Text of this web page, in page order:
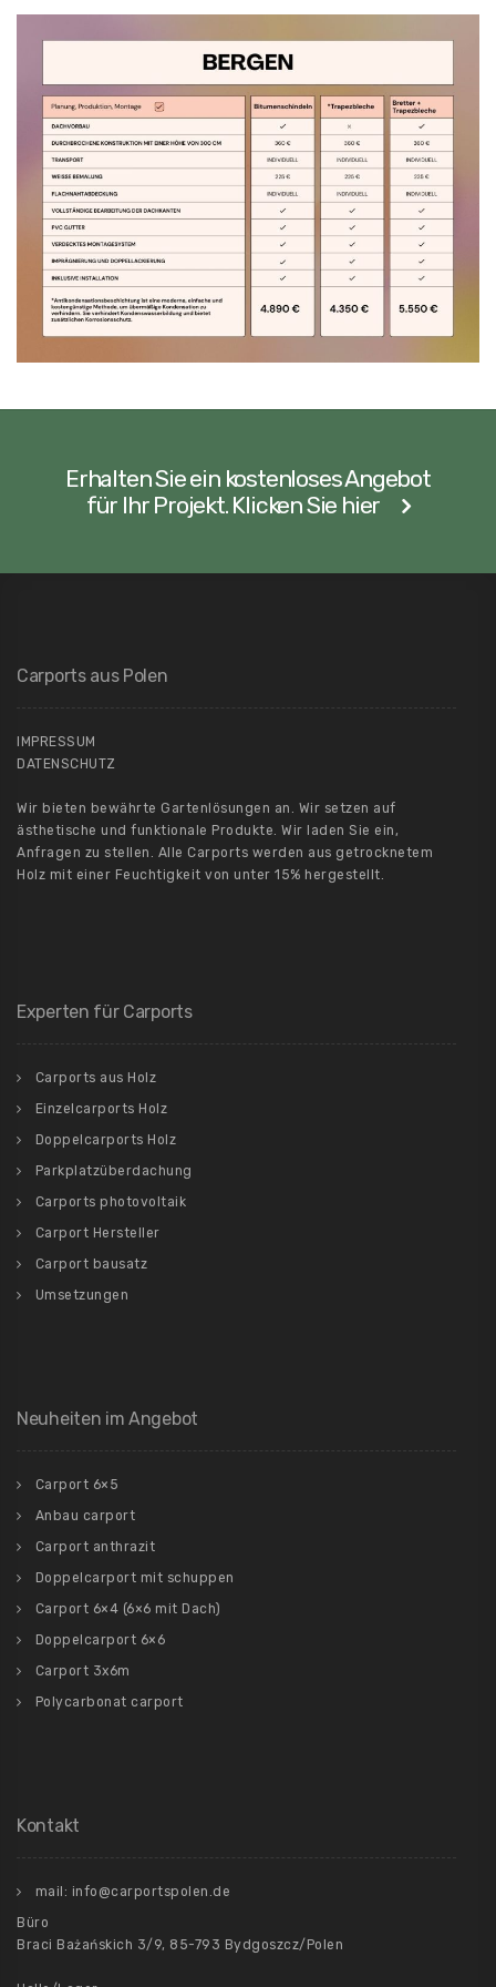
Erhalten Sie ein kostenloses Angebot
für Ihr Projekt. Klicken Sie hier
Carports aus Polen
IMPRESSUM
DATENSCHUTZ
Wir bieten bewährte Gartenlösungen an. Wir setzen auf
ästhetische und funktionale Produkte. Wir laden Sie ein,
Anfragen zu stellen. Alle Carports werden aus getrocknetem
Holz mit einer Feuchtigkeit von unter 15% hergestellt.
Experten für Carports
Carports aus Holz
Einzelcarports Holz
Doppelcarports Holz
Parkplatzüberdachung
Carports photovoltaik
Carport Hersteller
Carport bausatz
Umsetzungen
Neuheiten im Angebot
Carport 6×5
Anbau carport
Carport anthrazit
Doppelcarport mit schuppen
Carport 6×4 (6×6 mit Dach)
Doppelcarport 6×6
Carport 3x6m
Polycarbonat carport
Kontakt
mail: info@carportspolen.de
Büro
Braci Bażańskich 3/9, 85-793 Bydgoszcz/Polen